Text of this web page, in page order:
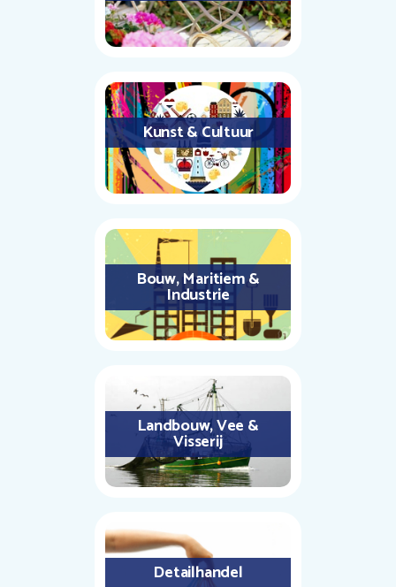
Kunst & Cultuur
Bouw, Maritiem &
Industrie
Landbouw, Vee &
Visserij
Detailhandel